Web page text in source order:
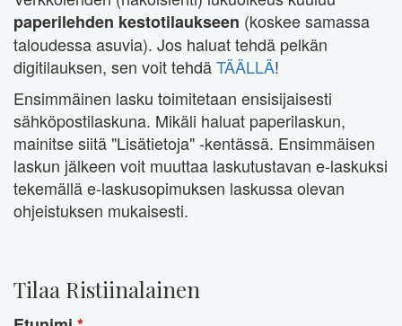
paperilehden kestotilaukseen (koskee samassa
taloudessa asuvia). Jos haluat tehdä pelkän
digitilauksen, sen voit tehdäTÄÄLLÄ!
Ensimmäinen lasku toimitetaan ensisijaisesti
sähköpostilaskuna. Mikäli haluat paperilaskun,
mainitse siitä "Lisätietoja" -kentässä. Ensimmäisen
laskun jälkeen voit muuttaa laskutustavan e-laskuksi
tekemällä e-laskusopimuksen laskussa olevan
ohjeistuksen mukaisesti.
Tilaa Ristiinalainen